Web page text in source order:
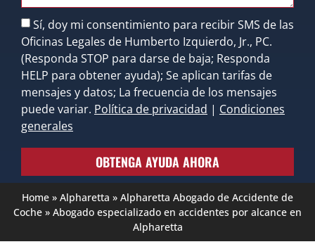
Sí, doy mi consentimiento para recibir SMS de las
Oficinas Legales de Humberto Izquierdo, Jr., PC.
(Responda STOP para darse de baja; Responda
HELP para obtener ayuda); Se aplican tarifas de
mensajes y datos; La frecuencia de los mensajes
puede variar. Política de privacidad | Condiciones
generales
OBTENGA AYUDA AHORA
Home » Alpharetta » Alpharetta Abogado de Accidente de
Coche » Abogado especializado en accidentes por alcance en
Alpharetta